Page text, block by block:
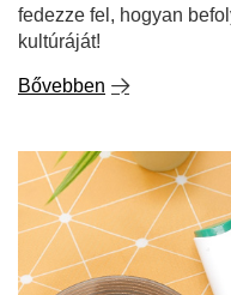
fedezze fel, hogyan
kultúráját!
Bővebben